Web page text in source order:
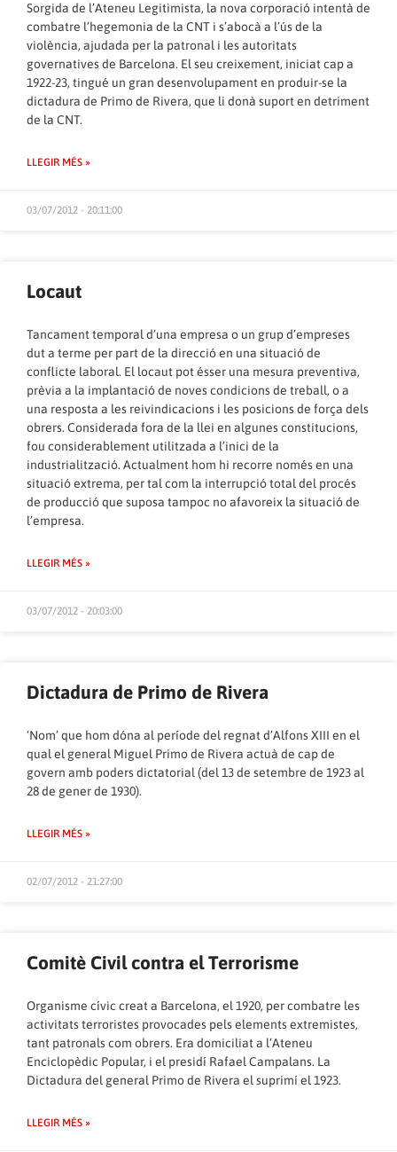
Sorgida de l’Ateneu Legitimista, la nova corporació intentà de
combatre l’hegemonia de la CNT i s’abocà a l’ús de la
violència, ajudada per la patronal i les autoritats
governatives de Barcelona. El seu creixement, iniciat cap a
1922-23, tingué un gran desenvolupament en produir-se la
dictadura de Primo de Rivera, que li donà suport en detriment
de la CNT.
LLEGIR MÉS »
03/07/2012 - 20:11:00
Locaut
Tancament temporal d’una empresa o un grup d’empreses
dut a terme per part de la direcció en una situació de
conflicte laboral. El locaut pot ésser una mesura preventiva,
prèvia a la implantació de noves condicions de treball, o a
una resposta a les reivindicacions i les posicions de força dels
obrers. Considerada fora de la llei en algunes constitucions,
fou considerablement utilitzada a l’inici de la
industrialització. Actualment hom hi recorre només en una
situació extrema, per tal com la interrupció total del procés
de producció que suposa tampoc no afavoreix la situació de
l’empresa.
LLEGIR MÉS »
03/07/2012 - 20:03:00
Dictadura de Primo de Rivera
‘Nom’ que hom dóna al període del regnat d’Alfons XIII en el
qual el general Miguel Primo de Rivera actuà de cap de
govern amb poders dictatorial (del 13 de setembre de 1923 al
28 de gener de 1930).
LLEGIR MÉS »
02/07/2012 - 21:27:00
Comitè Civil contra el Terrorisme
Organisme cívic creat a Barcelona, el 1920, per combatre les
activitats terroristes provocades pels elements extremistes,
tant patronals com obrers. Era domiciliat a l’Ateneu
Enciclopèdic Popular, i el presidí Rafael Campalans. La
Dictadura del general Primo de Rivera el suprimí el 1923.
LLEGIR MÉS »